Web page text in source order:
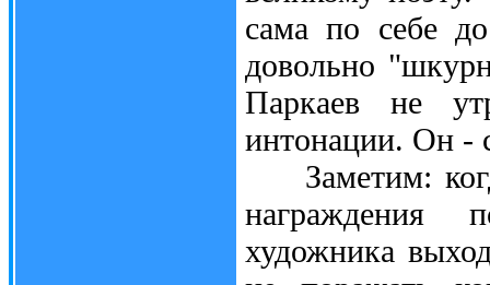
сама по себе
довольно
Паркаев не
интонации. Он -
Заметим:
награждения
художника